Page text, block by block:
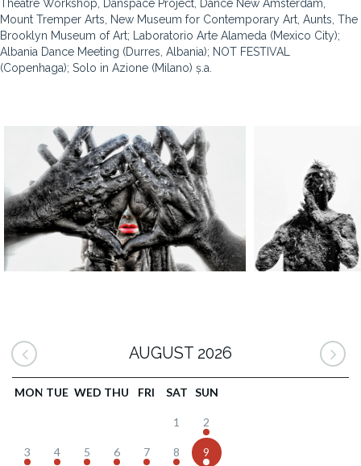
Theatre Workshop, Danspace Project, Dance New Amsterdam,
Mount Tremper Arts, New Museum for Contemporary Art, Aunts, The
Brooklyn Museum of Art; Laboratorio Arte Alameda (Mexico City);
Albania Dance Meeting (Durres, Albania); NOT FESTIVAL
(Copenhaga); Solo in Azione (Milano) ș.a.
AUGUST 2026
MON TUE WED THU FRI SAT SUN
1 2
3 4 5 6 7 8 9